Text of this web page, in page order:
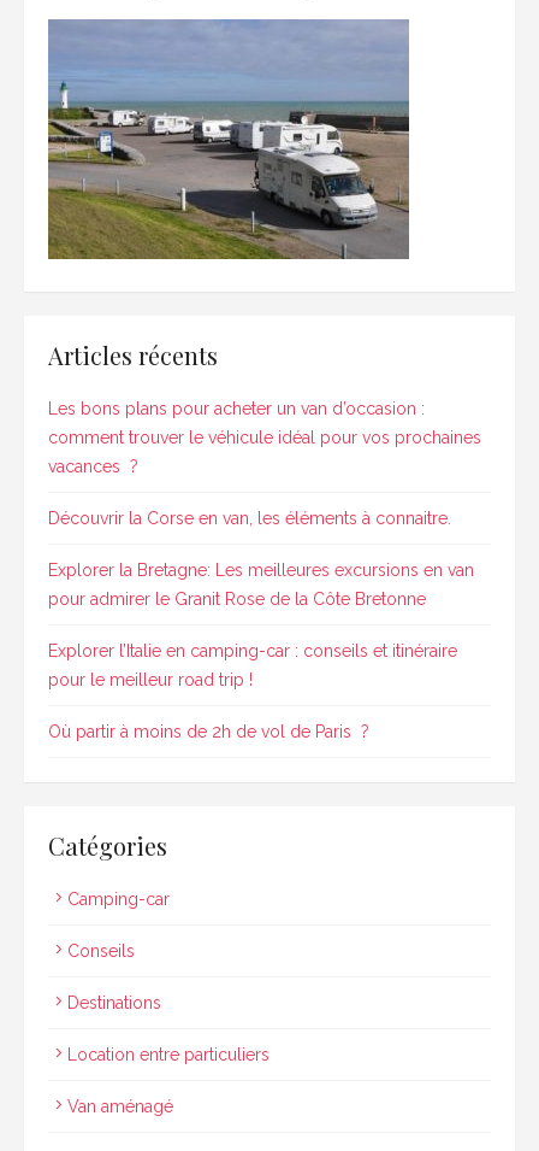
Articles récents
Les bons plans pour acheter un van d’occasion :
comment trouver le véhicule idéal pour vos prochaines
vacances ?
Découvrir la Corse en van, les éléments à connaitre.
Explorer la Bretagne: Les meilleures excursions en van
pour admirer le Granit Rose de la Côte Bretonne
Explorer l’Italie en camping-car : conseils et itinéraire
pour le meilleur road trip !
Où partir à moins de 2h de vol de Paris ?
Catégories
Camping-car
Conseils
Destinations
Location entre particuliers
Van aménagé